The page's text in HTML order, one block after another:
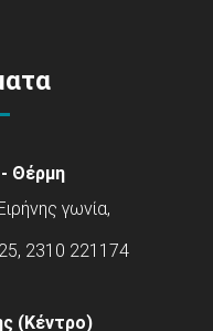
Θέρμη
γωνία,
2310 221174
(Κέντρο)